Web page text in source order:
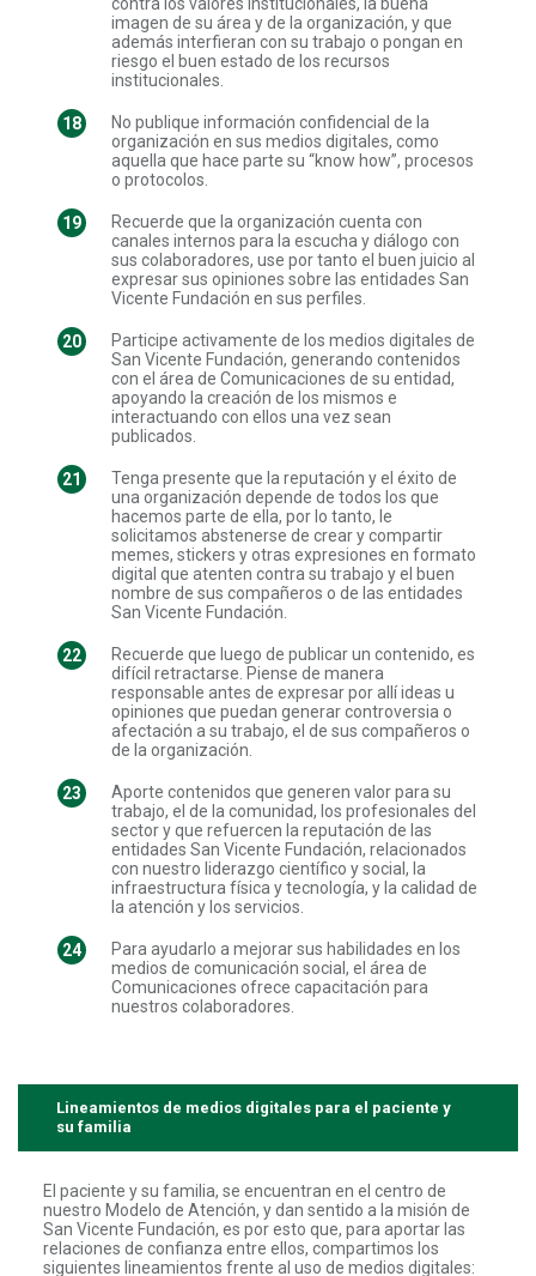
imagen de su área y de la organización, y que
además interfieran con su trabajo o pongan en
riesgo el buen estado de los recursos
institucionales.
No publique información confidencial de la
organización en sus medios digitales, como
aquella que hace parte su “know how”, procesos
o protocolos.
Recuerde que la organización cuenta con
canales internos para la escucha y diálogo con
sus colaboradores, use por tanto el buen juicio al
expresar sus opiniones sobre las entidades San
Vicente Fundación en sus perfiles.
Participe activamente de los medios digitales de
San Vicente Fundación, generando contenidos
con el área de Comunicaciones de su entidad,
apoyando la creación de los mismos e
interactuando con ellos una vez sean
publicados.
Tenga presente que la reputación y el éxito de
una organización depende de todos los que
hacemos parte de ella, por lo tanto, le
solicitamos abstenerse de crear y compartir
memes, stickers y otras expresiones en formato
digital que atenten contra su trabajo y el buen
nombre de sus compañeros o de las entidades
San Vicente Fundación.
Recuerde que luego de publicar un contenido, es
difícil retractarse. Piense de manera
responsable antes de expresar por allí ideas u
opiniones que puedan generar controversia o
afectación a su trabajo, el de sus compañeros o
de la organización.
Aporte contenidos que generen valor para su
trabajo, el de la comunidad, los profesionales del
sector y que refuercen la reputación de las
entidades San Vicente Fundación, relacionados
con nuestro liderazgo científico y social, la
infraestructura física y tecnología, y la calidad de
la atención y los servicios.
Para ayudarlo a mejorar sus habilidades en los
medios de comunicación social, el área de
Comunicaciones ofrece capacitación para
nuestros colaboradores.
Lineamientos de medios digitales para el paciente y
su familia
El paciente y su familia, se encuentran en el centro de
nuestro Modelo de Atención, y dan sentido a la misión de
San Vicente Fundación, es por esto que, para aportar las
relaciones de confianza entre ellos, compartimos los
siguientes lineamientos frente al uso de medios digitales: